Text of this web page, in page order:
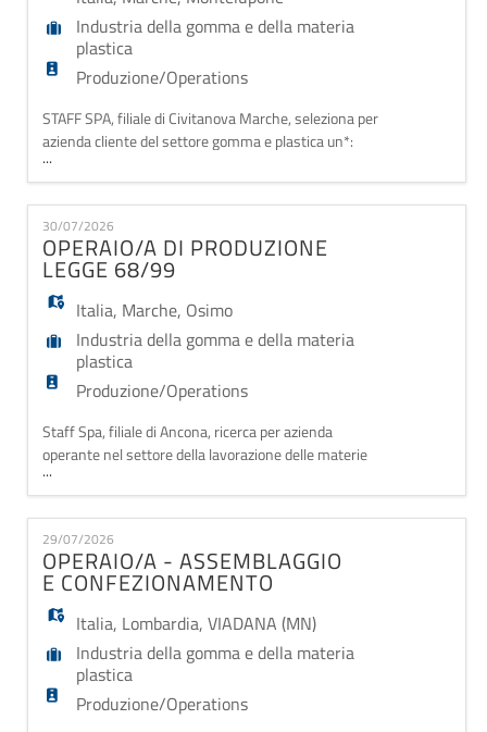
Industria della gomma e della materia
plastica
Produzione/Operations
STAFF SPA, filiale di Civitanova Marche, seleziona per
azienda cliente del settore gomma e plastica un*:
OPERAI* GENERICO SUOLE La risorsa che stiamo
selezionando dovrà occuparsi di varie mansioni
inerenti lo stampaggio delle suole tra cui
movimentare stampi (max 5kg) da una postazione
all'altra sempre sullo stesso macchinario. Altre
attività pos
...
30/07/2026
OPERAIO/A DI PRODUZIONE
LEGGE 68/99
Italia, Marche, Osimo
Industria della gomma e della materia
plastica
Produzione/Operations
Staff Spa, filiale di Ancona, ricerca per azienda
operante nel settore della lavorazione delle materie
plastiche, n.1 OPERAIO/A DI PRODUZIONE
appartenente alle Categorie Protette (Legge 68/99).
Mansioni La risorsa sarà inserita all'interno del
reparto produttivo e si occuperà di: - conduzione e
supervisione di macchinari per la lavorazione
...
29/07/2026
OPERAIO/A - ASSEMBLAGGIO
E CONFEZIONAMENTO
Italia, Lombardia,VIADANA (MN)
Industria della gomma e della materia
plastica
Produzione/Operations